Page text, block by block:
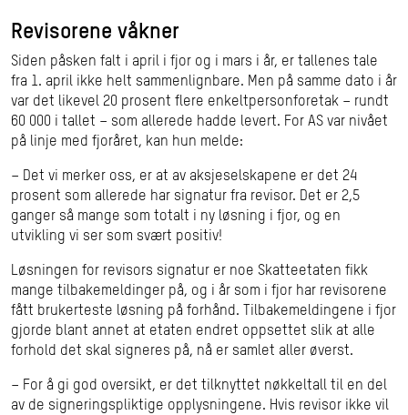
Revisorene våkner
Siden påsken falt i april i fjor og i mars i år, er tallenes tale
fra 1. april ikke helt sammenlignbare. Men på samme dato i år
var det likevel 20 prosent flere enkeltpersonforetak – rundt
60 000 i tallet – som allerede hadde levert. For AS var nivået
på linje med fjoråret, kan hun melde:
– Det vi merker oss, er at av aksjeselskapene er det 24
prosent som allerede har signatur fra revisor. Det er 2,5
ganger så mange som totalt i ny løsning i fjor, og en
utvikling vi ser som svært positiv!
Løsningen for revisors signatur er noe Skatteetaten fikk
mange tilbakemeldinger på, og i år som i fjor har revisorene
fått brukerteste løsning på forhånd. Tilbakemeldingene i fjor
gjorde blant annet at etaten endret oppsettet slik at alle
forhold det skal signeres på, nå er samlet aller øverst.
– For å gi god oversikt, er det tilknyttet nøkkeltall til en del
av de signeringspliktige opplysningene. Hvis revisor ikke vil